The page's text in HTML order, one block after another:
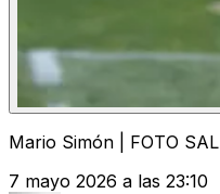
Mario Simón | FOTO
7 mayo 2026 a las 23:10